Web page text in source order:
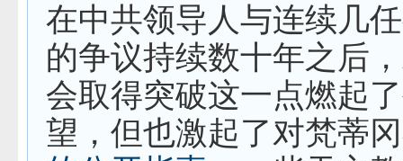
在中共领导人与连续几
的争议持续数十年之后
会取得突破这一点燃起
望，但也激起了对梵蒂冈